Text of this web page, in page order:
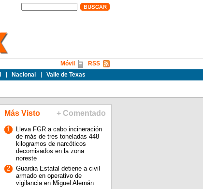
Nacional Valle de Texas
RSS
Móvil
Más Visto + Comentado
1
Lleva FGR a cabo incineración
de más de tres toneladas 448
kilogramos de narcóticos
decomisados en la zona
noreste
2
Guardia Estatal detiene a civil
armado en operativo de
vigilancia en Miguel Alemán